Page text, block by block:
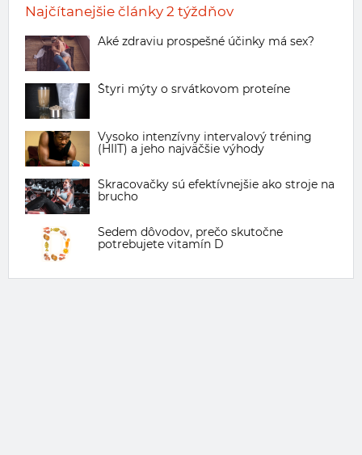
Najčítanejšie články 2 týždňov
Aké zdraviu prospešné účinky má sex?
Štyri mýty o srvátkovom proteíne
Vysoko intenzívny intervalový tréning
(HIIT) a jeho najväčšie výhody
Skracovačky sú efektívnejšie ako stroje na
brucho
Sedem dôvodov, prečo skutočne
potrebujete vitamín D